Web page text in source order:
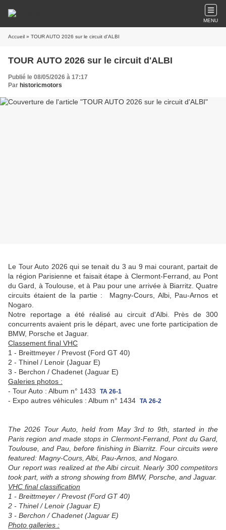
MENU
Accueil » TOUR AUTO 2026 sur le circuit d'ALBI
TOUR AUTO 2026 sur le circuit d'ALBI
Publié le 08/05/2026 à 17:17
Par historicmotors
Le Tour Auto 2026 qui se tenait du 3 au 9 mai courant, partait de
la région Parisienne et faisait étape à Clermont-Ferrand, au Pont
du Gard, à Toulouse, et à Pau pour une arrivée à Biarritz. Quatre
circuits étaient de la partie : Magny-Cours, Albi, Pau-Arnos et
Nogaro.
Notre reportage a été réalisé au circuit d'Albi. Près de 300
concurrents avaient pris le départ, avec une forte participation de
BMW, Porsche et Jaguar.
Classement final VHC
1 - Breittmeyer / Prevost (Ford GT 40)
2 - Thinel / Lenoir (Jaguar E)
3 - Berchon / Chadenet (Jaguar E)
Galeries photos :
- Tour Auto : Album n° 1433 TA 26-1
- Expo autres véhicules : Album n° 1434 TA 26-2
The 2026 Tour Auto, held from May 3rd to 9th, started in the
Paris region and made stops in Clermont-Ferrand, Pont du Gard,
Toulouse, and Pau, before finishing in Biarritz. Four circuits were
featured: Magny-Cours, Albi, Pau-Arnos, and Nogaro.
Our report was realized at the Albi circuit. Nearly 300 competitors
took part, with a strong showing from BMW, Porsche, and Jaguar.
VHC final classification
1 - Breittmeyer / Prevost (Ford GT 40)
2 - Thinel / Lenoir (Jaguar E)
3 - Berchon / Chadenet (Jaguar E)
Photo galleries :